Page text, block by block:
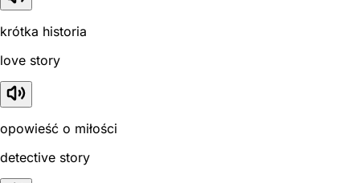
krótka historia
love story
opowieść o miłości
detective story